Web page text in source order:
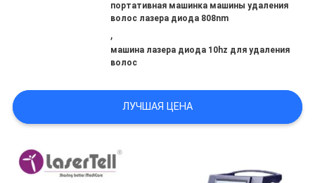
портативная машинка машины удаления
волос лазера диода 808nm
,
машина лазера диода 10hz для удаления
волос
ЛУЧШАЯ ЦЕНА